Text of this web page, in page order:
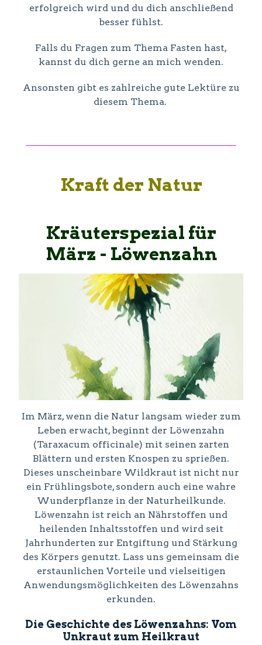
erfolgreich wird und du dich anschließend
besser fühlst.
Falls du Fragen zum Thema Fasten hast,
kannst du dich gerne an mich wenden.
Ansonsten gibt es zahlreiche gute Lektüre zu
diesem Thema.
Kraft der Natur
Kräuterspezial für
März - Löwenzahn
Im März, wenn die Natur langsam wieder zum
Leben erwacht, beginnt der Löwenzahn
(Taraxacum officinale) mit seinen zarten
Blättern und ersten Knospen zu sprießen.
Dieses unscheinbare Wildkraut ist nicht nur
ein Frühlingsbote, sondern auch eine wahre
Wunderpflanze in der Naturheilkunde.
Löwenzahn ist reich an Nährstoffen und
heilenden Inhaltsstoffen und wird seit
Jahrhunderten zur Entgiftung und Stärkung
des Körpers genutzt. Lass uns gemeinsam die
erstaunlichen Vorteile und vielseitigen
Anwendungsmöglichkeiten des Löwenzahns
erkunden.
Die Geschichte des Löwenzahns: Vom
Unkraut zum Heilkraut